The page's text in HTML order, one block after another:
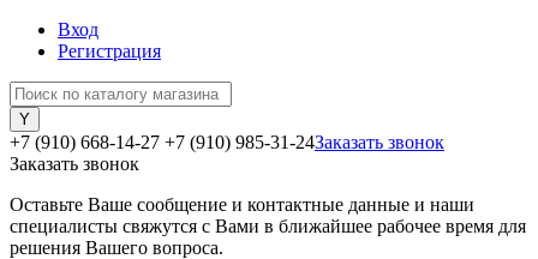
Вход
Регистрация
+7 (910) 668-14-27 +7 (910) 985-31-24Заказать звонок
Заказать звонок
Оставьте Ваше сообщение и контактные данные и наши
специалисты свяжутся с Вами в ближайшее рабочее время для
решения Вашего вопроса.